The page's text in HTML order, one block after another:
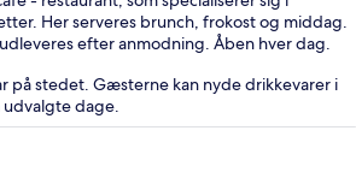
Her serveres brunch, frokost og middag.
efter anmodning. Åben hver dag.
på stedet. Gæsterne kan nyde drikkevarer i
udvalgte dage.